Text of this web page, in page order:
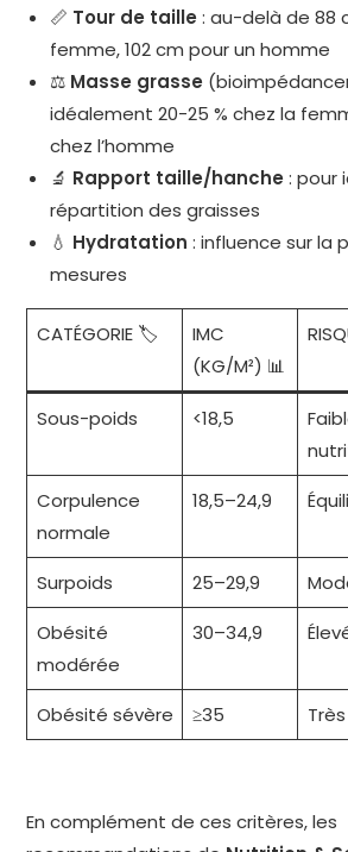
📏 Tour de taille : au-delà de 88
femme, 102 cm pour un homme
⚖️ Masse grasse
idéalement 20-25 % chez la
chez l’homme
🔬 Rapport taille/hanche : pour
répartition des graisses
💧 Hydratation : influence sur la
mesures
CATÉGORIE 🏷️
IMC
(KG/M²) 📊
Sous-poids <18,5
Corpulence
normale
18,5–24,9
Surpoids 25–29,9
Obésité
modérée
30–34,9
Obésité sévère ≥35
En complément de ces critères, les